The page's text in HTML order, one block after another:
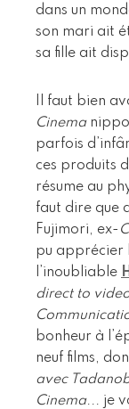
dans un
son mari ait
sa fille ait
Il faut bien
Cinema
parfois
ces produits
résume au
faut dire que
Fujimori, ex-
pu apprécier
l’inoubliable
direct to
bonheur à
neuf films,
avec
Cinema... je